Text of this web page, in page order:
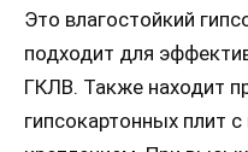
Это влагостойкий
подходит для
ГКЛВ. Также находит
гипсокартонных плит